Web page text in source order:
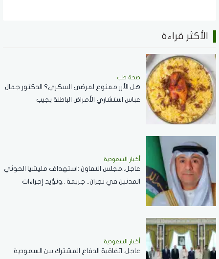
الأكثر قراءة
صحة طب
هل الأرز ممنوع لمرضى السكري؟ الدكتور جمال
عباس استشاري الأمراض الباطنة يجيب
أخبار السعودية
عاجل..مجلس التعاون :استهداف مليشيا الحوثي
المدنين في نجران.. جريمة ..ونؤيد إجراءات
أخبار السعودية
عاجل..اتفاقية الدفاع المشترك بين السعودية